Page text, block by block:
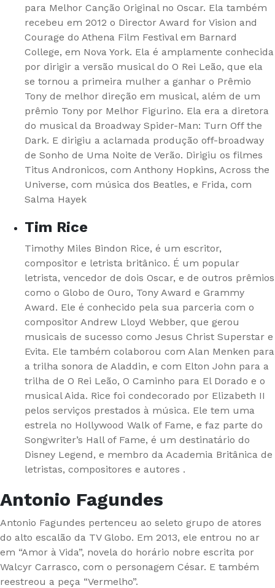
para Melhor Canção Original no Oscar. Ela também
recebeu em 2012 o Director Award for Vision and
Courage do Athena Film Festival em Barnard
College, em Nova York. Ela é amplamente conhecida
por dirigir a versão musical do O Rei Leão, que ela
se tornou a primeira mulher a ganhar o Prêmio
Tony de melhor direção em musical, além de um
prêmio Tony por Melhor Figurino. Ela era a diretora
do musical da Broadway Spider-Man: Turn Off the
Dark. E dirigiu a aclamada produção off-broadway
de Sonho de Uma Noite de Verão. Dirigiu os filmes
Titus Andronicos, com Anthony Hopkins, Across the
Universe, com música dos Beatles, e Frida, com
Salma Hayek
Tim Rice
Timothy Miles Bindon Rice, é um escritor,
compositor e letrista britânico. É um popular
letrista, vencedor de dois Oscar, e de outros prêmios
como o Globo de Ouro, Tony Award e Grammy
Award. Ele é conhecido pela sua parceria com o
compositor Andrew Lloyd Webber, que gerou
musicais de sucesso como Jesus Christ Superstar e
Evita. Ele também colaborou com Alan Menken para
a trilha sonora de Aladdin, e com Elton John para a
trilha de O Rei Leão, O Caminho para El Dorado e o
musical Aida. Rice foi condecorado por Elizabeth II
pelos serviços prestados à música. Ele tem uma
estrela no Hollywood Walk of Fame, e faz parte do
Songwriter’s Hall of Fame, é um destinatário do
Disney Legend, e membro da Academia Britânica de
letristas, compositores e autores .
Antonio Fagundes
Antonio Fagundes pertenceu ao seleto grupo de atores
do alto escalão da TV Globo. Em 2013, ele entrou no ar
em “Amor à Vida”, novela do horário nobre escrita por
Walcyr Carrasco, com o personagem César. E também
reestreou a peça “Vermelho”.